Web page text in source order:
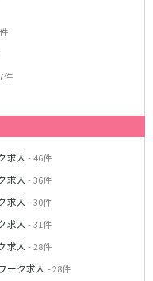
件
求人 - 46件
求人 - 36件
求人 - 30件
求人 - 31件
求人 - 28件
ーク求人 - 28件